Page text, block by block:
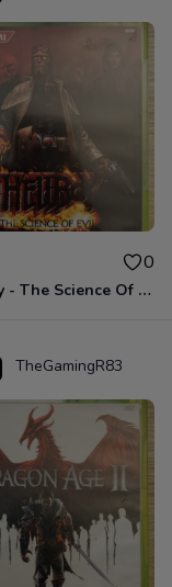
0
Hellboy - The Science Of Evil Xbox 360
TheGamingR83